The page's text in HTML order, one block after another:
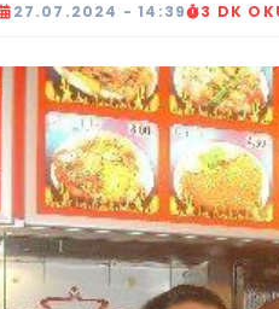
27.07.2024 - 14:39 3 DK